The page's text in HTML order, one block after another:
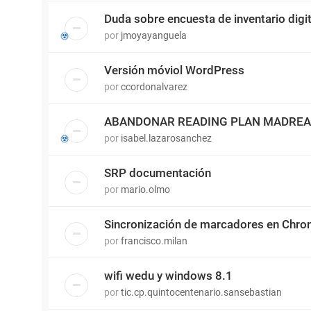
Duda sobre encuesta de inventario
por jmoyayanguela
Versión móviol WordPress
porccordonalvarez
ABANDONAR READING PLAN
por isabel.lazarosanchez
SRP documentación
por mario.olmo
Sincronización de marcadores en
porfrancisco.milan
wifi wedu y windows 8.1
portic.cp.quintocentenario.sansebastian